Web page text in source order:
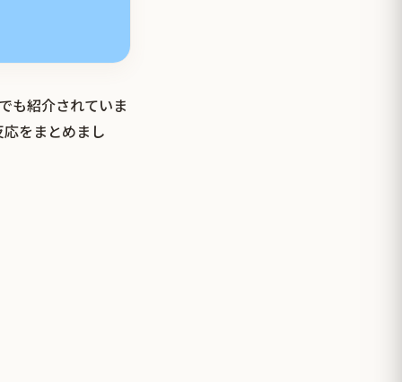
も紹介されていま
をまとめまし